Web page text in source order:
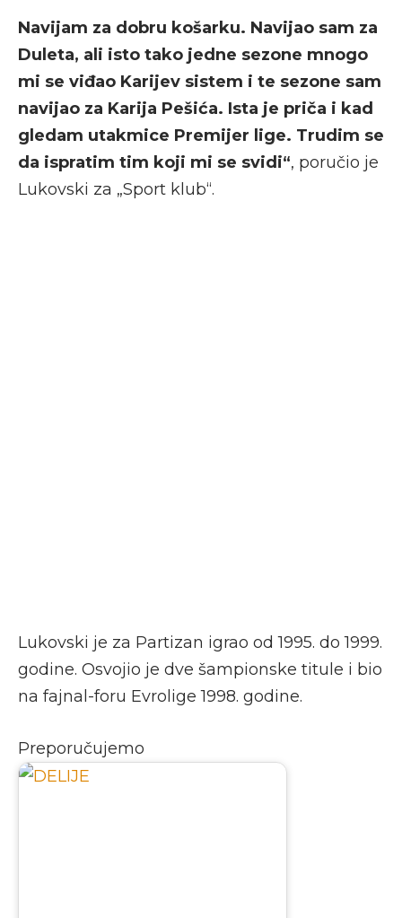
Navijam za dobru košarku. Navijao sam za
Duleta, ali isto tako jedne sezone mnogo
mi se viđao Karijev sistem i te sezone sam
navijao za Karija Pešića. Ista je priča i kad
gledam utakmice Premijer lige. Trudim se
da ispratim tim koji mi se svidi“, poručio je
Lukovski za „Sport klub“.
Lukovski je za Partizan igrao od 1995. do 1999.
godine. Osvojio je dve šampionske titule i bio
na fajnal-foru Evrolige 1998. godine.
Preporučujemo